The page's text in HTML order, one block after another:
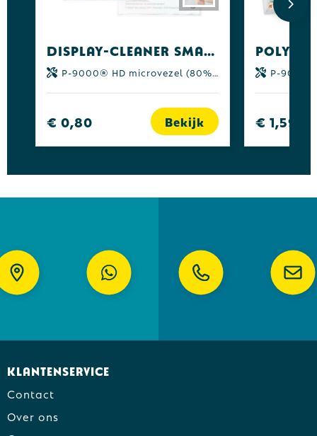
Display-Cleaner SmartKosi®- 4 w. levertijd! all-inclusive-pakket
P-9000® HD microvezel (80% polyester | 20% polyamide)
€ 0,80 Bekijk
P-9000®
€ 1,59
Klantenservice
Contact
Over ons